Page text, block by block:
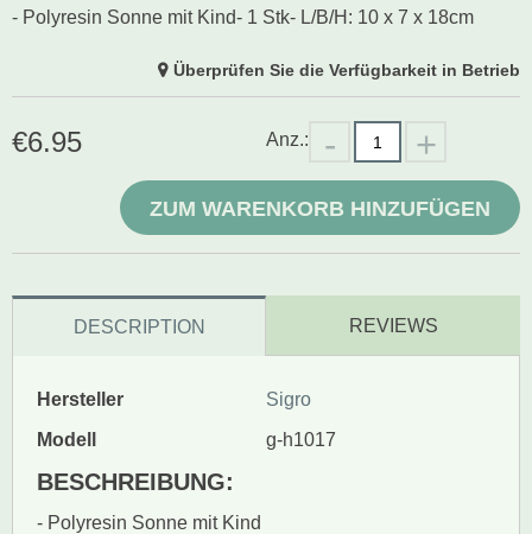
- Polyresin Sonne mit Kind- 1 Stk- L/B/H: 10 x 7 x 18cm
Überprüfen Sie die Verfügbarkeit in Betrieb
€6.95 Anz.:
ZUM WARENKORB HINZUFÜGEN
DESCRIPTION REVIEWS
Hersteller
Sigro
Modell
g-h1017
BESCHREIBUNG:
- Polyresin Sonne mit Kind